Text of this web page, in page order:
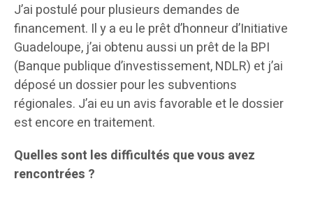
J’ai postulé pour plusieurs demandes de
financement. Il y a eu le prêt d’honneur d’Initiative
Guadeloupe, j’ai obtenu aussi un prêt de la BPI
(Banque publique d’investissement, NDLR) et j’ai
déposé un dossier pour les subventions
régionales. J’ai eu un avis favorable et le dossier
est encore en traitement.
Quelles sont les difficultés que vous avez
rencontrées ?